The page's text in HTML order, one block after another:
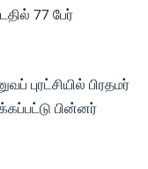
77 பேர்
புரட்சியில் பிரதமர்
பின்னர்